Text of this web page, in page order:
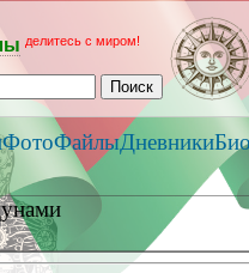
делитесь с миром!
ФотоФайлыДневники